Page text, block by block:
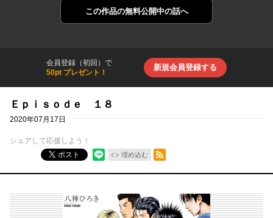
この作品の無料公開中の話へ
会員登録（初回）で
50pt プレゼント！
新規会員登録する
Ｅｐｉｓｏｄｅ １８
2020年07月17日
シェアして応援しよう！
ポスト
埋め込む
RSSフィード